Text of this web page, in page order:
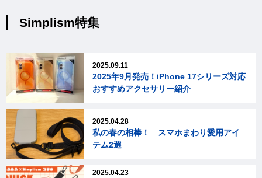
Simplism特集
2025.09.11
2025年9月発売！iPhone 17シリーズ対応
おすすめアクセサリー紹介
2025.04.28
私の春の相棒！ スマホまわり愛用アイ
テム2選
2025.04.23